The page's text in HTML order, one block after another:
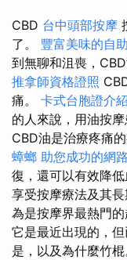
CBD 台中頭部按摩
了。 豐富美味的自
到無聊和沮喪，
推拿師資格證照
痛。 卡式台胞證介紹
的人來說，用油按
CBD油是治療疼痛
蟑螂 助您成功的網
復，還可以有效降
享受按摩療法及其長
為是按摩界最熱門
它是最近出現的，
是，以及為什麼竹棍